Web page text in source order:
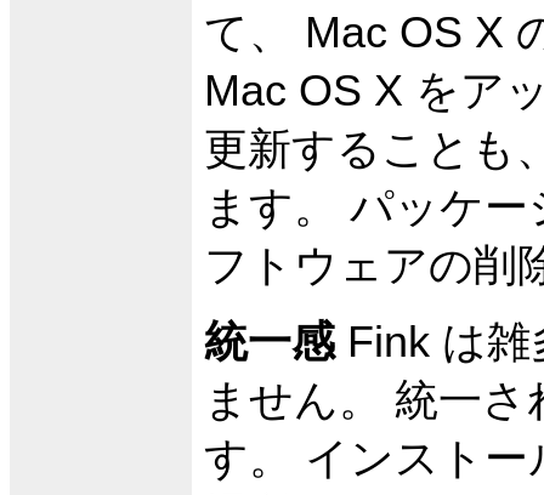
て、 Mac OS X
Mac OS X をア
更新することも
ます。 パッケ
フトウェアの削
統一感 Fink は
ません。 統一
す。 インスト